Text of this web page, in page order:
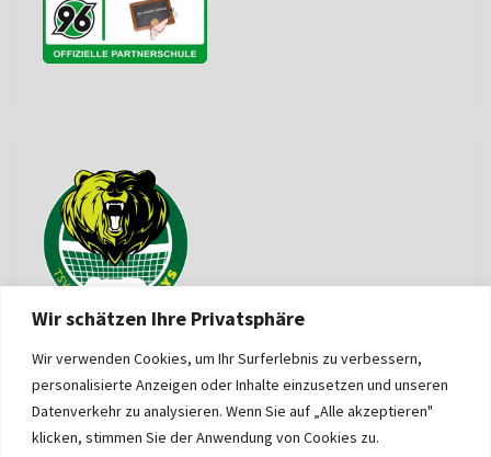
Wir schätzen Ihre Privatsphäre
Wir verwenden Cookies, um Ihr Surferlebnis zu verbessern,
personalisierte Anzeigen oder Inhalte einzusetzen und unseren
Datenverkehr zu analysieren. Wenn Sie auf „Alle akzeptieren"
klicken, stimmen Sie der Anwendung von Cookies zu.